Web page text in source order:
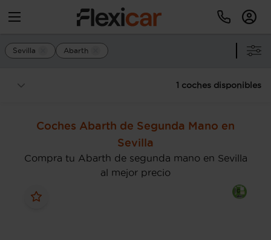
Sevilla Abarth
1 coches disponibles
Coches Abarth de Segunda Mano en
Sevilla
Compra tu Abarth de segunda mano en Sevilla
al mejor precio